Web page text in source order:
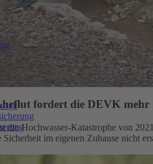
fordert die DEVK mehr
die Hochwasser-Katastrophe von
im eigenen Zuhause nicht